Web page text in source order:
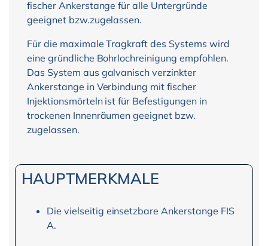
fischer Ankerstange für alle Untergründe
geeignet bzw.zugelassen.
Für die maximale Tragkraft des Systems wird
eine gründliche Bohrlochreinigung empfohlen.
Das System aus galvanisch verzinkter
Ankerstange in Verbindung mit fischer
Injektionsmörteln ist für Befestigungen in
trockenen Innenräumen geeignet bzw.
zugelassen.
HAUPTMERKMALE
Die vielseitig einsetzbare Ankerstange FIS
A.